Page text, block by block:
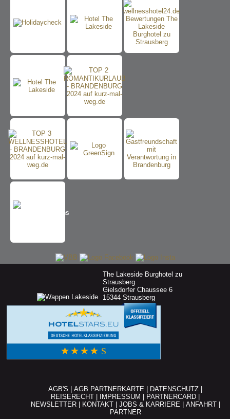
The Lakeside Burghotel zu
Strausberg
Gielsdorfer Chaussee 6
15344 Strausberg
AGB'S AGB PARTNERKARTE DATENSCHUTZ
REISERECHT
IMPRESSUM PARTNERCARD
NEWSLETTER| KONTAKT| JOBS & KARRIERE| ANFAHRT|
PARTNER